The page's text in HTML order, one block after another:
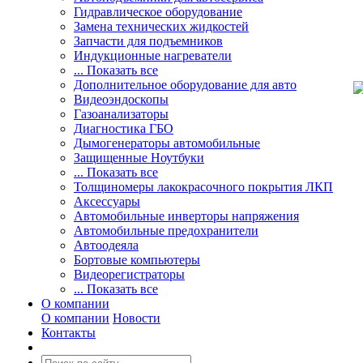
Гидравлическое оборудование
Замена технических жидкостей
Запчасти для подъемников
Индукционные нагреватели
... Показать все
Дополнительное оборудование для авто
Видеоэндоскопы
Газоанализаторы
Диагностика ГБО
Дымогенераторы автомобильные
Защищенные Ноутбуки
... Показать все
Толщиномеры лакокрасочного покрытия ЛКП
Аксессуары
Автомобильные инверторы напряжения
Автомобильные предохранители
Автоодеяла
Бортовые компьютеры
Видеорегистраторы
... Показать все
О компании
О компании Новости
Контакты